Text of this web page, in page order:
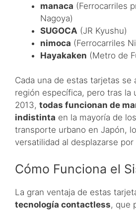
manaca (Ferrocarriles
Nagoya)
SUGOCA (JR Kyushu)
nimoca (Ferrocarriles
Hayakaken (Metro de
Cada una de estas tarjetas se
región específica, pero tras la
2013, todas funcionan de
indistinta en la mayoría de
transporte urbano en Japón,
versatilidad al desplazarse por
Cómo Funciona el
La gran ventaja de estas
tecnología contactless, que